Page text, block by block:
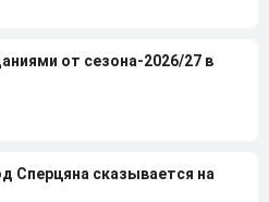
от сезона-2026/27 в
Сперцяна сказывается на